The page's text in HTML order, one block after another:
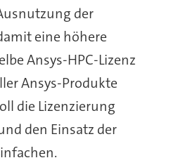
der
eine höhere
Ansys-HPC-Lizenz
Ansys-Produkte
die Lizenzierung
den Einsatz der